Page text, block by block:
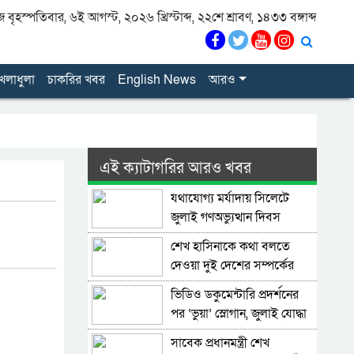
৬ই আগস্ট, ২০২৬ খ্রিস্টাব্দ, ২২শে শ্রাবণ, ১৪৩৩ বঙ্গাব্দ
চাকরির খবর English News আরও
এই ক্যাটাগরির আরও খবর
যথাযোগ্য মর্যাদায় সিলেটে
জুলাই গণঅভ্যুত্থান দিবস
পালিত
শেখ হাসিনাকে কথা বলতে
দেওয়া দুই দেশের সম্পর্কের
জন্য ক্ষতিকর: পররাষ্ট্র মন্ত্রণালয়
ভিডিও ডকুমেন্টারি প্রদর্শনের
পর ‘ভুয়া’ স্লোগান, জুলাই যোদ্ধা
ও শহিদ পরিবারের সংবর্ধনা
সাবেক প্রধানমন্ত্রী শেখ